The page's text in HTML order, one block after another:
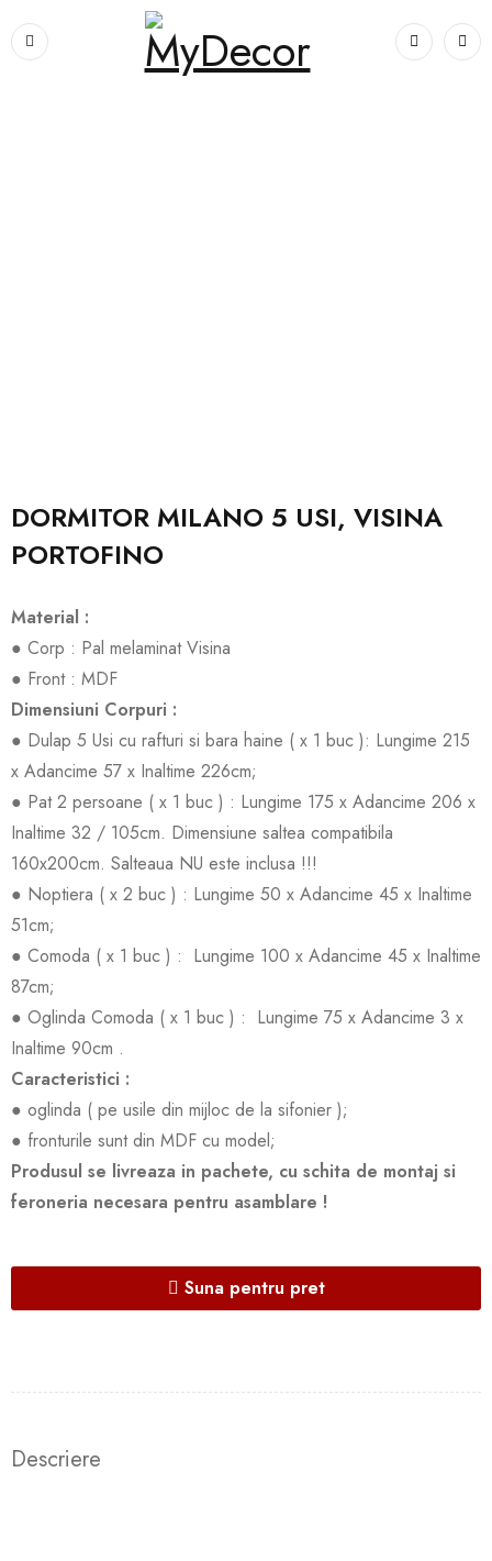
DORMITOR MILANO 5 USI, VISINA
PORTOFINO
Material :
● Corp : Pal melaminat Visina
● Front : MDF
Dimensiuni Corpuri :
● Dulap 5 Usi cu rafturi si bara haine ( x 1 buc ): Lungime 215
x Adancime 57 x Inaltime 226cm;
● Pat 2 persoane ( x 1 buc ) : Lungime 175 x Adancime 206 x
Inaltime 32 / 105cm. Dimensiune saltea compatibila
160x200cm. Salteaua NU este inclusa !!!
● Noptiera ( x 2 buc ) : Lungime 50 x Adancime 45 x Inaltime
51cm;
● Comoda ( x 1 buc ) : Lungime 100 x Adancime 45 x Inaltime
87cm;
● Oglinda Comoda ( x 1 buc ) : Lungime 75 x Adancime 3 x
Inaltime 90cm .
Caracteristici :
● oglinda ( pe usile din mijloc de la sifonier );
● fronturile sunt din MDF cu model;
Produsul se livreaza in pachete, cu schita de montaj si
feroneria necesara pentru asamblare !
Suna pentru pret
Descriere